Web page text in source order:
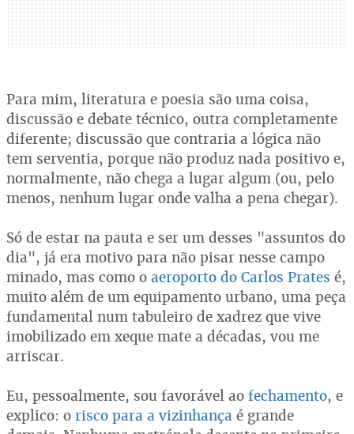
Para mim, literatura e poesia são uma coisa,
discussão e debate técnico, outra completamente
diferente; discussão que contraria a lógica não
tem serventia, porque não produz nada positivo e,
normalmente, não chega a lugar algum (ou, pelo
menos, nenhum lugar onde valha a pena chegar).
Só de estar na pauta e ser um desses "assuntos do
dia", já era motivo para não pisar nesse campo
minado, mas como o aeroporto do Carlos Prates é,
muito além de um equipamento urbano, uma peça
fundamental num tabuleiro de xadrez que vive
imobilizado em xeque mate a décadas, vou me
arriscar.
Eu, pessoalmente, sou favorável ao fechamento, e
explico: o risco para a vizinhança é grande